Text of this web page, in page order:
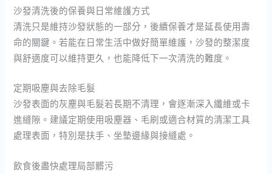
沙發清洗後的保養與日常維護方式
清洗只是維持沙發狀態的一部分，後續保養才是延長使用壽
命的關鍵。若能在日常生活中做好簡單維護，沙發的整潔度
與舒適度可以維持更久，也能降低下一次清洗的難度。
定期吸塵與去除毛髮
沙發表面的灰塵與毛髮若長期不清理，會逐漸深入纖維或卡
進縫隙。建議定期使用吸塵器、毛刷或適合材質的清潔工具
處理表面，特別是扶手、坐墊邊緣與接縫處。
飲食後盡快處理局部髒污